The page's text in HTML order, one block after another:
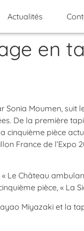
Actualités
en
Sonia Moumen, suit
De la première
cinquième pièce
France de l’Expo
Le Château
pièce, « La
Miyazaki et la